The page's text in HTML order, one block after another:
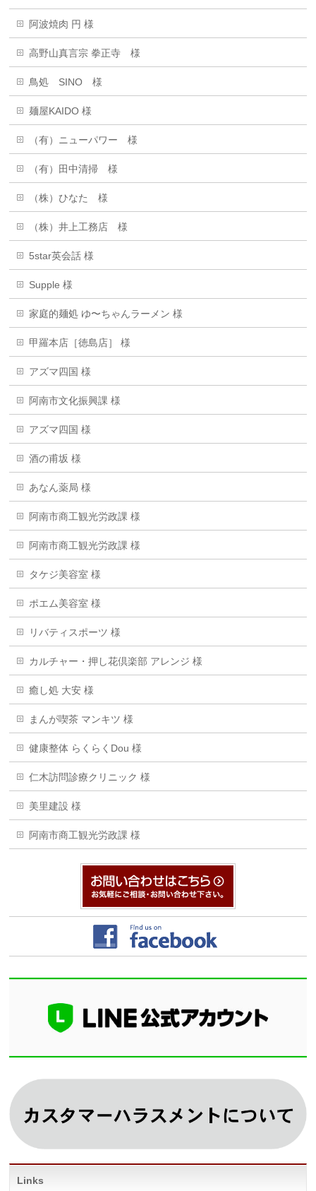
阿波焼肉 円 様
高野山真言宗 拳正寺 様
鳥処 SINO 様
麺屋KAIDO 様
（有）ニューパワー 様
（有）田中清掃 様
（株）ひなた 様
（株）井上工務店 様
5star英会話 様
Supple 様
家庭的麺処 ゆ〜ちゃんラーメン 様
甲羅本店［徳島店］ 様
アズマ四国 様
阿南市文化振興課 様
アズマ四国 様
酒の甫坂 様
あなん薬局 様
阿南市商工観光労政課 様
阿南市商工観光労政課 様
タケジ美容室 様
ポエム美容室 様
リバティスポーツ 様
カルチャー・押し花倶楽部 アレンジ 様
癒し処 大安 様
まんが喫茶 マンキツ 様
健康整体 らくらくDou 様
仁木訪問診療クリニック 様
美里建設 様
阿南市商工観光労政課 様
Links